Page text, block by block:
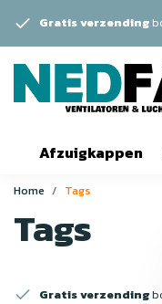
Gratis verzending
Afzuigkappen
Home Tags
Tags
Gratis verzending